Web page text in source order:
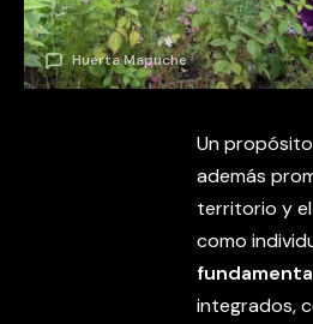
Huerta Mapuche
Un
además
territorio y
como
integrados,